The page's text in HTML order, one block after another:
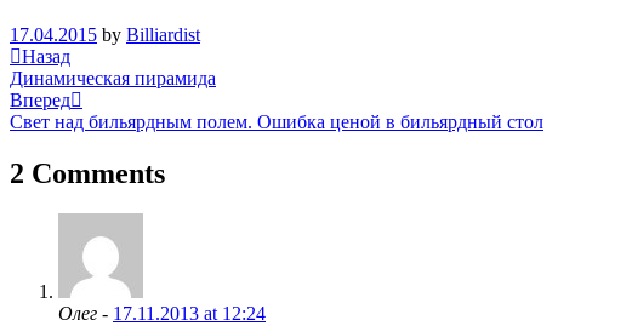
17.04.2015 by Billiardist
Навигация
по
записям
Previous
Post
Назад
Динамическая пирамида
Next
Post
Вперед
Свет над бильярдным полем. Ошибка ценой в бильярдный стол
2 Comments
Олег - 17.11.2013 at 12:24